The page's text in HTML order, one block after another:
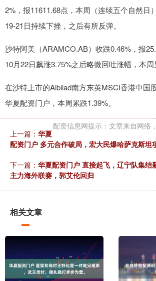
2%，报11611.68点，本周（连续五个自然日
19-21日持续下挫，之后有所反弹。
沙特阿美（ARAMCO.AB）收跌0.46%，报
10月22日飙涨3.75%之后略微回吐涨幅，本周
在沙特上市的Albilad南方东英MSCI香港中国
华夏配资门户，本周累跌1.39%。
配资信息网提示：文章来自网络
上一篇： 华夏
配资门户 多元合作破局，宏大民爆哈萨克斯坦
下一篇： 华夏配资门户 直接起飞，辽宁队集结
主力海外联赛，郭艾伦回归
相关文章